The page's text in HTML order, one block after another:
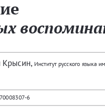
Крысин, Институт русского языка им
6